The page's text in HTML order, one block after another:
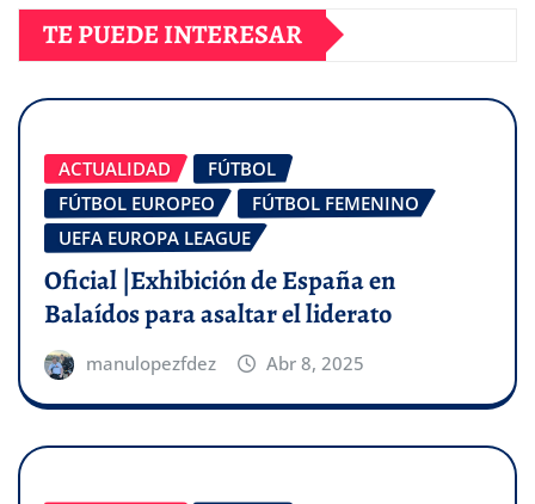
TE PUEDE INTERESAR
ACTUALIDAD
FÚTBOL
FÚTBOL EUROPEO
FÚTBOL FEMENINO
UEFA EUROPA LEAGUE
Oficial |Exhibición de España en
Balaídos para asaltar el liderato
manulopezfdez Abr 8, 2025